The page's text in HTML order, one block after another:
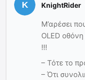
KnightRider
Μ’αρέσει
OLED
!!!
– Τότε το
– Ότι